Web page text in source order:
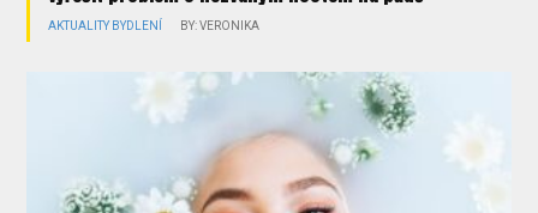
AKTUALITY BYDLENÍ BY: VERONIKA